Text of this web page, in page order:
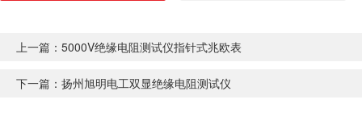
上一篇： 5000V绝缘电阻测试仪指针式兆欧表
下一篇： 扬州旭明电工双显绝缘电阻测试仪